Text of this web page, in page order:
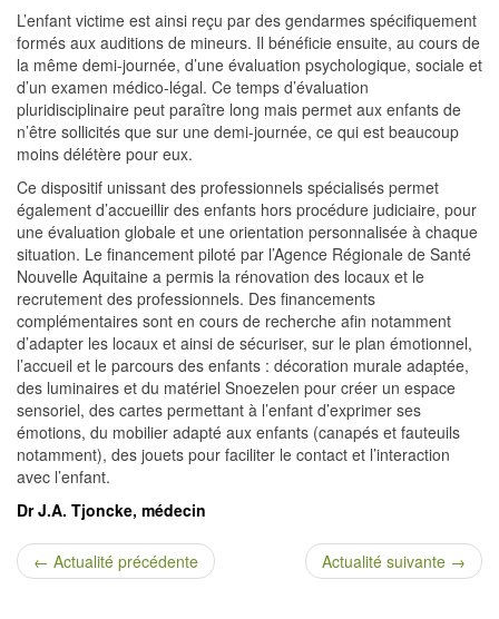
L’enfant victime est ainsi reçu par des gendarmes spécifiquement
formés aux auditions de mineurs. Il bénéficie ensuite, au cours de
la même demi-journée, d’une évaluation psychologique, sociale et
d’un examen médico-légal. Ce temps d’évaluation
pluridisciplinaire peut paraître long mais permet aux enfants de
n’être sollicités que sur une demi-journée, ce qui est beaucoup
moins délétère pour eux.
Ce dispositif unissant des professionnels spécialisés permet
également d’accueillir des enfants hors procédure judiciaire, pour
une évaluation globale et une orientation personnalisée à chaque
situation. Le financement piloté par l’Agence Régionale de Santé
Nouvelle Aquitaine a permis la rénovation des locaux et le
recrutement des professionnels. Des financements
complémentaires sont en cours de recherche afin notamment
d’adapter les locaux et ainsi de sécuriser, sur le plan émotionnel,
l’accueil et le parcours des enfants : décoration murale adaptée,
des luminaires et du matériel Snoezelen pour créer un espace
sensoriel, des cartes permettant à l’enfant d’exprimer ses
émotions, du mobilier adapté aux enfants (canapés et fauteuils
notamment), des jouets pour faciliter le contact et l’interaction
avec l’enfant.
Dr J.A. Tjoncke, médecin
← Actualité précédente Actualité suivante →